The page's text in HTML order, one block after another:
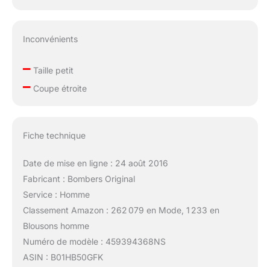
Inconvénients
–Taille petit
–Coupe étroite
Fiche technique
Date de mise en ligne : 24 août 2016
Fabricant : Bombers Original
Service : Homme
Classement Amazon : 262 079 en Mode, 1 233 en
Blousons homme
Numéro de modèle : 459394368NS
ASIN : B01HB50GFK